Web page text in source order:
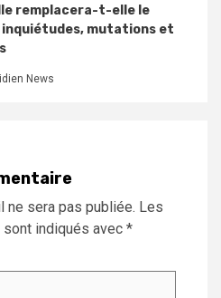
remplacera-t-elle le
mutations et
News
ne sera pas publiée. Les
indiqués avec *